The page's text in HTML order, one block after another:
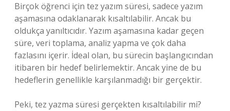
Birçok öğrenci için tez yazım süresi, sadece yazım
aşamasına odaklanarak kısaltılabilir. Ancak bu
oldukça yanıltıcıdır. Yazım aşamasına kadar geçen
süre, veri toplama, analiz yapma ve çok daha
fazlasını içerir. İdeal olan, bu sürecin başlangıcından
itibaren bir hedef belirlemektir. Ancak yine de bu
hedeflerin genellikle karşılanmadığı bir gerçektir.
Peki, tez yazma süresi gerçekten kısaltılabilir mi?